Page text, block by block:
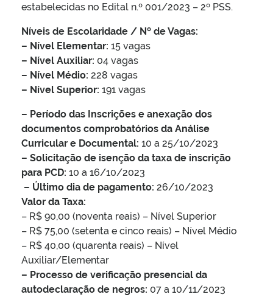
estabelecidas no Edital n.º 001/2023 – 2º PSS.
Níveis de Escolaridade / Nº de Vagas:
– Nível Elementar: 15 vagas
– Nível Auxiliar: 04 vagas
– Nível Médio: 228 vagas
– Nível Superior: 191 vagas
– Período das Inscrições e anexação dos
documentos comprobatórios da Análise
Curricular e Documental: 10 a 25/10/2023
– Solicitação de isenção da taxa de inscrição
para PCD: 10 a 16/10/2023
– Último dia de pagamento: 26/10/2023
Valor da Taxa:
– R$ 90,00 (noventa reais) – Nível Superior
– R$ 75,00 (setenta e cinco reais) – Nível Médio
– R$ 40,00 (quarenta reais) – Nível
Auxiliar/Elementar
– Processo de verificação presencial da
autodeclaração de negros: 07 a 10/11/2023